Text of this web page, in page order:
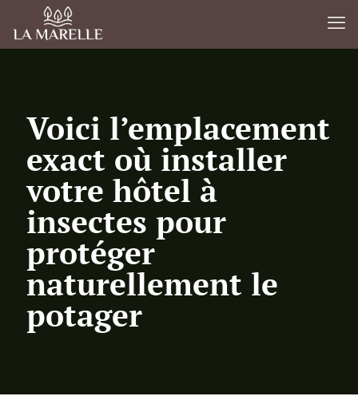
Voici l’emplacement
exact où installer
votre hôtel à
insectes pour
protéger
naturellement le
potager